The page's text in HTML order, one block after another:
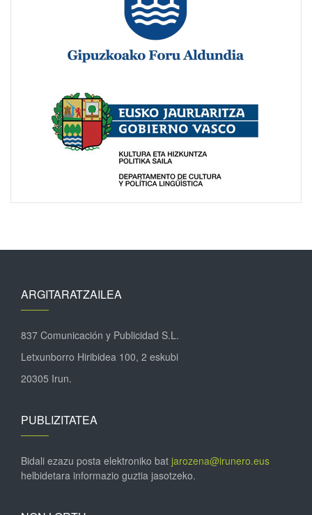
ARGITARATZAILEA
837 Comunicación y Publicidad S.L.
Letxunborro Hiribidea 100, 2 eskubi
20305 Irun.
PUBLIZITATEA
Bidali ezazu posta elektroniko bat jarozena@irunero.eus
helbidetara informazio guztia jasotzeko.